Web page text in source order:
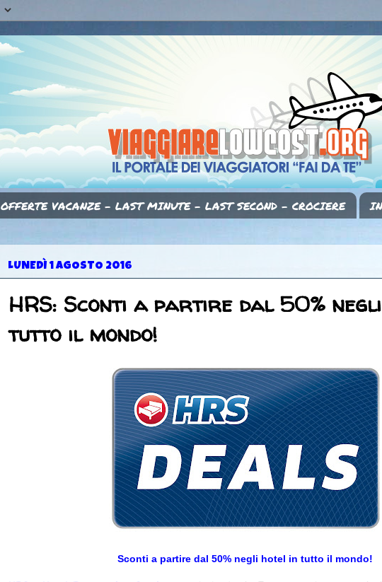
OFFERTE VACANZE - LAST MINUTE - LAST SECOND - CROCIERE
LUNEDÌ 1 AGOSTO 2016
HRS: Sconti a partire dal 50%
tutto il mondo!
Sconti a partire dal 50% negli hotel in tutto il mondo!